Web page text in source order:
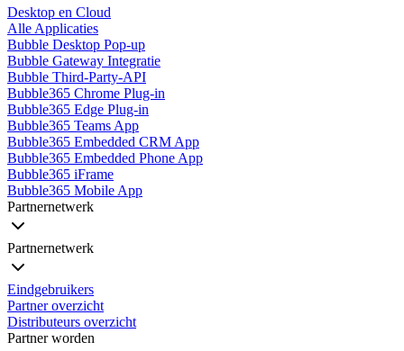
Desktop en Cloud
Alle Applicaties
Bubble Desktop Pop-up
Bubble Gateway Integratie
Bubble Third-Party-API
Bubble365 Chrome Plug-in
Bubble365 Edge Plug-in
Bubble365 Teams App
Bubble365 Embedded CRM App
Bubble365 Embedded Phone App
Bubble365 iFrame
Bubble365 Mobile App
Partnernetwerk
Partnernetwerk
Eindgebruikers
Partner overzicht
Distributeurs overzicht
Partner worden